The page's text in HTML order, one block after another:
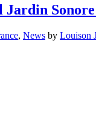
Sonore
, News by Louison